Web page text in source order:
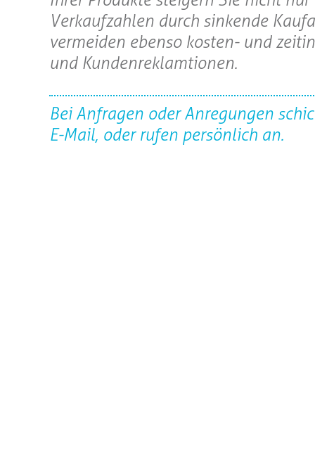
Verkaufzahlen durch sinkende
vermeiden ebenso kosten- und
und Kundenreklamtionen.
Bei Anfragen oder Anregungen
E-Mail, oder rufen persönlich an.